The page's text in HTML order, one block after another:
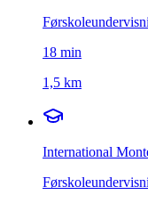
18 min
1,5 km
International